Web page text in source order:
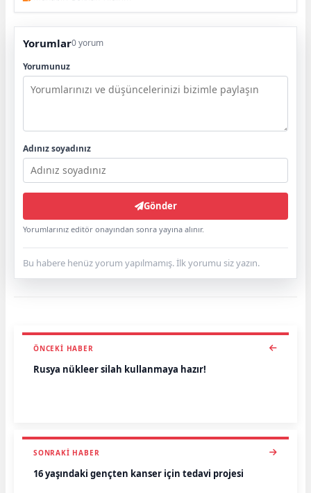
Yorumlar0 yorum
Yorumunuz
Adınız soyadınız
Gönder
Yorumlarınız editör onayından sonra yayına alınır.
Bu habere henüz yorum yapılmamış. İlk yorumu siz yazın.
ÖNCEKI HABER
Rusya nükleer silah kullanmaya hazır!
SONRAKI HABER
16 yaşındaki gençten kanser için tedavi projesi